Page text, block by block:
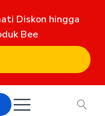
Diskon hingga
Bee